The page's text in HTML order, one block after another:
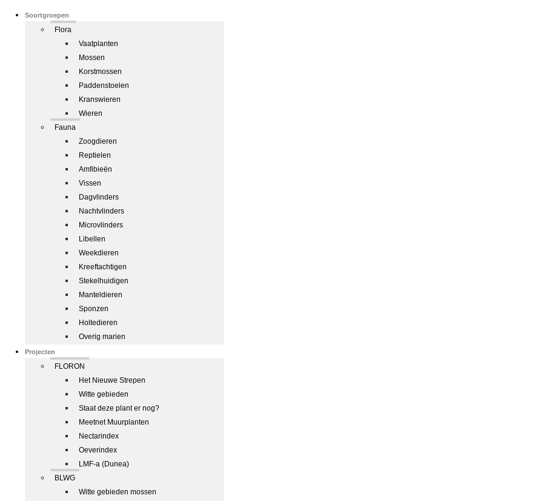
Soortgroepen
Flora
Vaatplanten
Mossen
Korstmossen
Paddenstoelen
Kranswieren
Wieren
Fauna
Zoogdieren
Reptielen
Amfibieën
Vissen
Dagvlinders
Nachtvlinders
Microvlinders
Libellen
Weekdieren
Kreeftachtigen
Stekelhuidigen
Manteldieren
Sponzen
Holtedieren
Overig marien
Projecten
FLORON
Het Nieuwe Strepen
Witte gebieden
Staat deze plant er nog?
Meetnet Muurplanten
Nectarindex
Oeverindex
LMF-a (Dunea)
BLWG
Witte gebieden mossen